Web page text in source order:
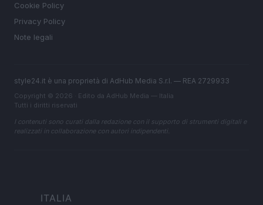
Cookie Policy
Privacy Policy
Note legali
style24.it è una proprietà di AdHub Media S.r.l. — REA 2729933
Copyright © 2026 · Edito da AdHub Media — Italia
Tutti i diritti riservati
I contenuti sono curati dalla redazione con il supporto di strumenti digitali e
realizzati in collaborazione con autori indipendenti.
ITALIA